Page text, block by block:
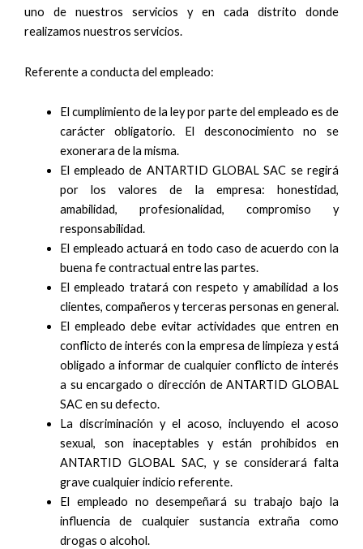
uno de nuestros servicios y en cada distrito donde
realizamos nuestros servicios.
Referente a conducta del empleado:
El cumplimiento de la ley por parte del empleado es de
carácter obligatorio. El desconocimiento no se
exonerara de la misma.
El empleado de ANTARTID GLOBAL SAC se regirá
por los valores de la empresa: honestidad,
amabilidad, profesionalidad, compromiso y
responsabilidad.
El empleado actuará en todo caso de acuerdo con la
buena fe contractual entre las partes.
El empleado tratará con respeto y amabilidad a los
clientes, compañeros y terceras personas en general.
El empleado debe evitar actividades que entren en
conflicto de interés con la empresa de limpieza y está
obligado a informar de cualquier conflicto de interés
a su encargado o dirección de ANTARTID GLOBAL
SAC en su defecto.
La discriminación y el acoso, incluyendo el acoso
sexual, son inaceptables y están prohibidos en
ANTARTID GLOBAL SAC, y se considerará falta
grave cualquier indicio referente.
El empleado no desempeñará su trabajo bajo la
influencia de cualquier sustancia extraña como
drogas o alcohol.